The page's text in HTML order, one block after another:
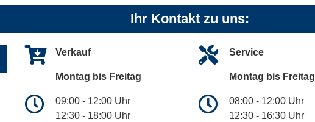
Ihr Kontakt zu uns:
Verkauf
Montag bis Freitag
09:00 - 12:00 Uhr
12:30 - 18:00 Uhr
Service
Montag bis Freitag
08:00 - 12:00 Uhr
12:30 - 16:30 Uhr